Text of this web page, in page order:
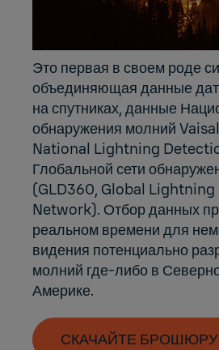
Это первая в своем роде
объединяющая данные
на спутниках, данные
обнаружения молний
National Lightning
Глобальной сети
(GLD360, Global
Network). Отбор данных
реальном времени для
видения потенциально
молний где-либо в
Америке.
СКАЧАЙТЕ БРОШЮРУ